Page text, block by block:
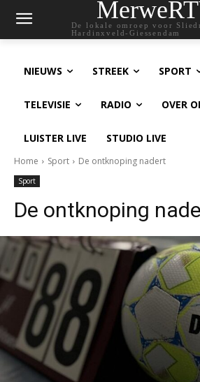
De lokale omroep voor
Hardinxveld-Giessendam
NIEUWS STREEK SPORT
TELEVISIE RADIO OVER
LUISTER LIVE STUDIO LIVE
Home Sport De ontknoping nadert
Sport
De ontknoping